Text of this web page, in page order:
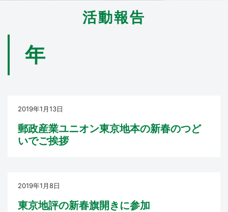
活動報告
年
2019年1月13日
郵政産業ユニオン東京地本の新春のつど
いでご挨拶
2019年1月8日
東京地評の新春旗開きに参加